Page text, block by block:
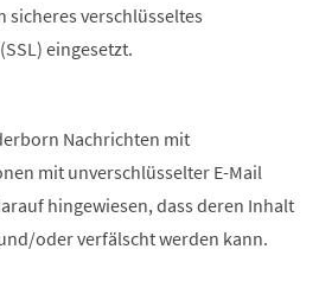
sicheres verschlüsseltes
eingesetzt.
Nachrichten mit
mit unverschlüsselter E-Mail
hingewiesen, dass deren Inhalt
oder verfälscht werden kann.